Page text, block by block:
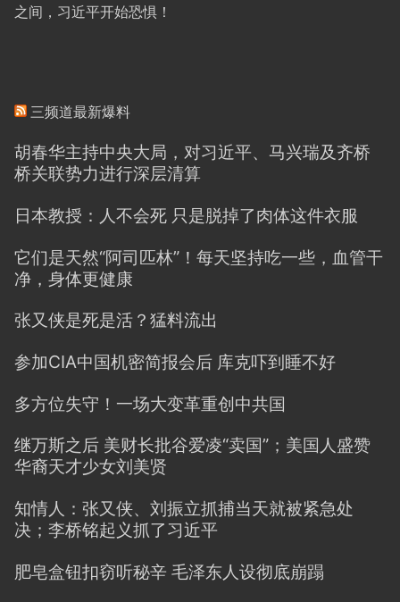
之间，习近平开始恐惧！
三频道最新爆料
胡春华主持中央大局，对习近平、马兴瑞及齐桥
桥关联势力进行深层清算
日本教授：人不会死 只是脱掉了肉体这件衣服
它们是天然“阿司匹林”！每天坚持吃一些，血管干
净，身体更健康
张又侠是死是活？猛料流出
参加CIA中国机密简报会后 库克吓到睡不好
多方位失守！一场大变革重创中共国
继万斯之后 美财长批谷爱凌“卖国”；美国人盛赞
华裔天才少女刘美贤
知情人：张又侠、刘振立抓捕当天就被紧急处
决；李桥铭起义抓了习近平
肥皂盒钮扣窃听秘辛 毛泽东人设彻底崩蹋